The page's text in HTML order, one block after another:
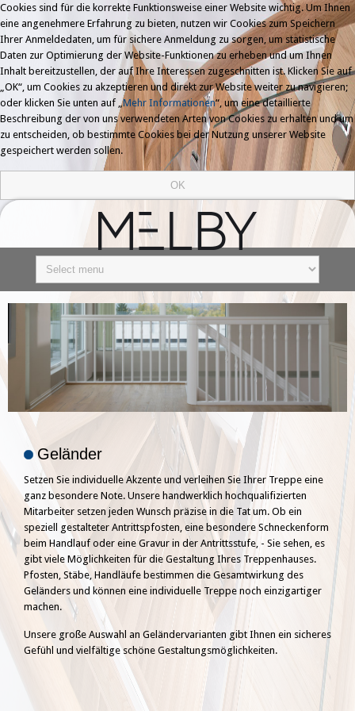
Cookies sind für die korrekte Funktionsweise einer Website wichtig. Um Ihnen
eine angenehmere Erfahrung zu bieten, nutzen wir Cookies zum Speichern
Ihrer Anmeldedaten, um für sichere Anmeldung zu sorgen, um statistische
Daten zur Optimierung der Website-Funktionen zu erheben und um Ihnen
Inhalt bereitzustellen, der auf Ihre Interessen zugeschnitten ist. Klicken Sie auf
„OK“, um Cookies zu akzeptieren und direkt zur Website weiter zu navigieren;
oder klicken Sie unten auf „Mehr Informationen“, um eine detaillierte
Beschreibung der von uns verwendeten Arten von Cookies zu erhalten und um
zu entscheiden, ob bestimmte Cookies bei der Nutzung unserer Website
gespeichert werden sollen.
Geländer
Setzen Sie individuelle Akzente und verleihen Sie Ihrer Treppe eine
ganz besondere Note. Unsere handwerklich hochqualifizierten
Mitarbeiter setzen jeden Wunsch präzise in die Tat um. Ob ein
speziell gestalteter Antrittspfosten, eine besondere Schneckenform
beim Handlauf oder eine Gravur in der Antrittsstufe, - Sie sehen, es
gibt viele Möglichkeiten für die Gestaltung Ihres Treppenhauses.
Pfosten, Stäbe, Handläufe bestimmen die Gesamtwirkung des
Geländers und können eine individuelle Treppe noch einzigartiger
machen.
Unsere große Auswahl an Geländervarianten gibt Ihnen ein sicheres
Gefühl und vielfältige schöne Gestaltungsmöglichkeiten.